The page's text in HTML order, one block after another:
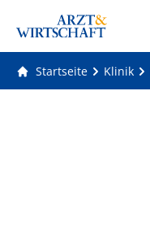
Startseite Klinik